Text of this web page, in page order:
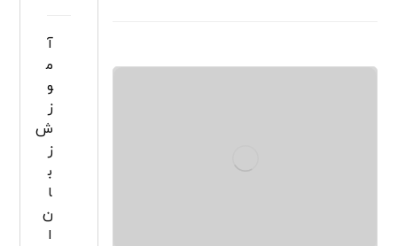
آ
م
و
ز
ش
ز
ب
ا
ن
ا